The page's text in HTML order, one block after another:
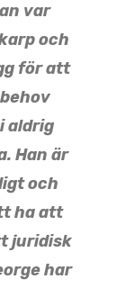
var
och
för att
aldrig
Han är
och
ha att
juridisk
har